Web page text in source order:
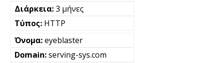
3 μήνες
HTTP
eyeblaster
serving-sys.com